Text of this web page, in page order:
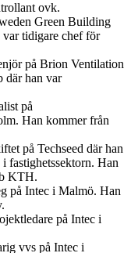
ovk.
Green Building
tidigare chef för
på Brion Ventilation
där han var
på
Han kommer från
på Techseed där han
fastighetssektorn. Han
KTH.
på Intec i Malmö. Han
på Intec i
vvs på Intec i